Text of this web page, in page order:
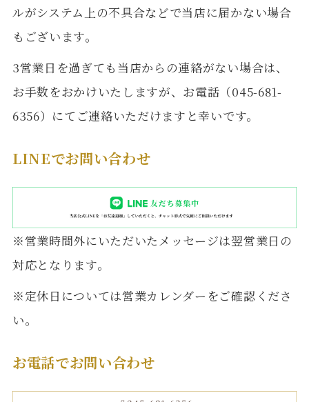
ルがシステム上の不具合などで当店に届かない場合
もございます。
3営業日を過ぎても当店からの連絡がない場合は、
お手数をおかけいたしますが、お電話（045-681-
6356）にてご連絡いただけますと幸いです。
LINEでお問い合わせ
※営業時間外にいただいたメッセージは翌営業日の
対応となります。
※定休日については営業カレンダーをご確認くださ
い。
お電話でお問い合わせ